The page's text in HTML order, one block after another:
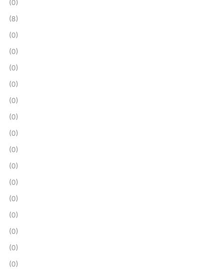
(0)
(8)
(0)
(0)
(0)
(0)
(0)
(0)
(0)
(0)
(0)
(0)
(0)
(0)
(0)
(0)
(0)